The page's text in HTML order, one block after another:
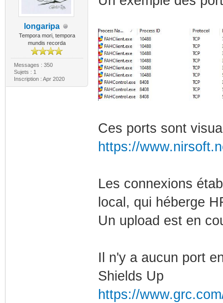
longaripa
Tempora mori, tempora
mundis recorda
Messages : 350
Sujets : 1
Inscription : Apr 2020
Ces ports sont
https://
Les connexions
local, qui héberge
Un upload est en
Il n'y a aucun port
Shields Up
https://